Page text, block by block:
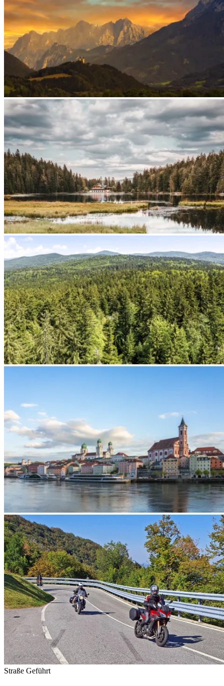
Straße Geführt